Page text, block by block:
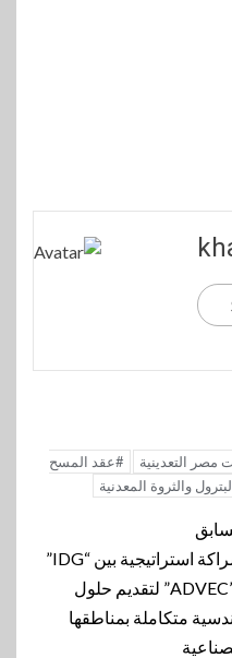
مصر التعدينية
#عقد المسح
والثروة المعدنية
شراكة استراتيجية بين “IDG”
و”ADVEC” لتقديم حلول
متكاملة بمناطقها